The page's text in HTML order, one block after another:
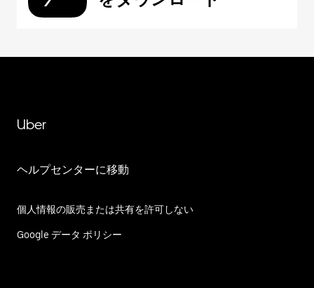
Uber
ヘルプセンターに移動
個人情報の販売または共有を許可しない
Google データ ポリシー